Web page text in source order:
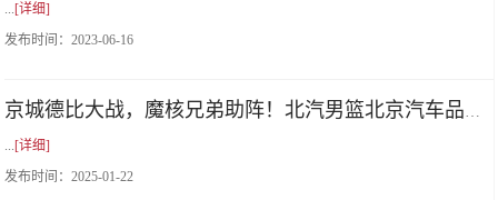
...[详细]
发布时间：2023-06-16
...[详细]
发布时间：2025-01-22